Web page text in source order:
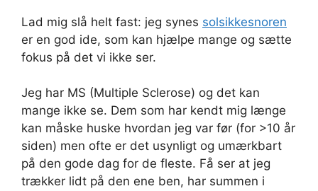
Lad mig slå helt fast: jeg synes solsikkesnoren
er en god ide, som kan hjælpe mange og sætte
fokus på det vi ikke ser.
Jeg har MS (Multiple Sclerose) og det kan
mange ikke se. Dem som har kendt mig længe
kan måske huske hvordan jeg var før (for >10 år
siden) men ofte er det usynligt og umærkbart
på den gode dag for de fleste. Få ser at jeg
trækker lidt på den ene ben, har summen i